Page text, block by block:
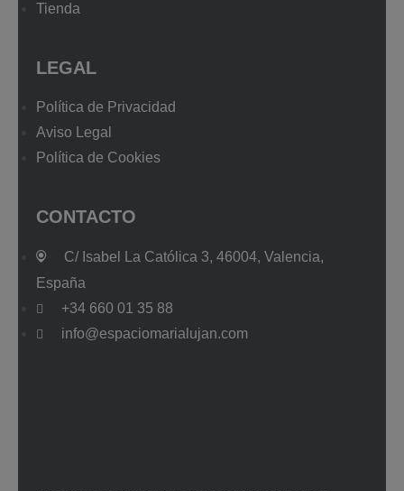
Tienda
LEGAL
Política de Privacidad
Aviso Legal
Política de Cookies
CONTACTO
C/ Isabel La Católica 3, 46004, Valencia,
España
+34 660 01 35 88
info@espaciomarialujan.com